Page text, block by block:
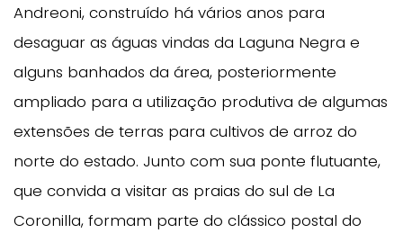
Andreoni, construído há vários anos para
desaguar as águas vindas da Laguna Negra e
alguns banhados da área, posteriormente
ampliado para a utilização produtiva de algumas
extensões de terras para cultivos de arroz do
norte do estado. Junto com sua ponte flutuante,
que convida a visitar as praias do sul de La
Coronilla, formam parte do clássico postal do